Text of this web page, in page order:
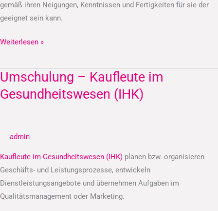
gemäß ihren Neigungen, Kenntnissen und Fertigkeiten für sie der
geeignet sein kann.
Weiterlesen »
Umschulung – Kaufleute im
Gesundheitswesen (IHK)
admin
Kaufleute im Gesundheitswesen (IHK) planen bzw. organisieren
Geschäfts- und Leistungsprozesse, entwickeln
Dienstleistungsangebote und übernehmen Aufgaben im
Qualitätsmanagement oder Marketing.
Umschulung
–
Kaufleute
(IHK)